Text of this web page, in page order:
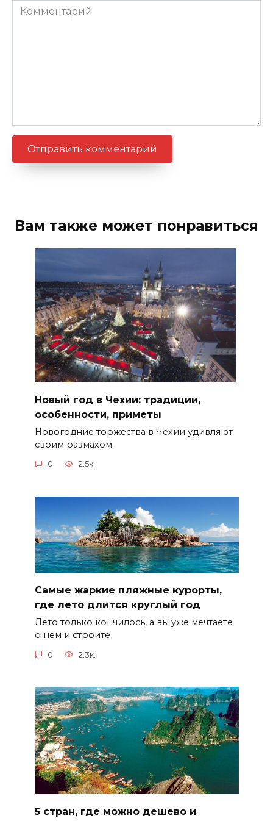
Комментарий
Вам также может понравиться
Новый год в Чехии: традиции,
особенности, приметы
Новогодние торжества в Чехии удивляют
своим размахом.
0 2.5к.
Самые жаркие пляжные курорты,
где лето длится круглый год
Лето только кончилось, а вы уже мечтаете
о нем и строите
0 2.3к.
5 стран, где можно дешево и